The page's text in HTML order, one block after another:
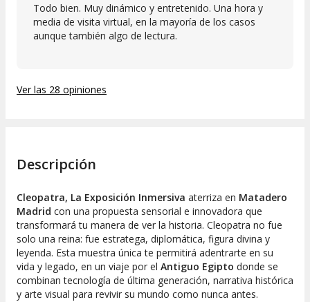
Todo bien. Muy dinámico y entretenido. Una hora y
media de visita virtual, en la mayoría de los casos
aunque también algo de lectura.
Ver las 28 opiniones
Descripción
Cleopatra, La Exposición Inmersiva aterriza en Matadero
Madrid con una propuesta sensorial e innovadora que
transformará tu manera de ver la historia. Cleopatra no fue
solo una reina: fue estratega, diplomática, figura divina y
leyenda. Esta muestra única te permitirá adentrarte en su
vida y legado, en un viaje por el Antiguo Egipto donde se
combinan tecnología de última generación, narrativa histórica
y arte visual para revivir su mundo como nunca antes.